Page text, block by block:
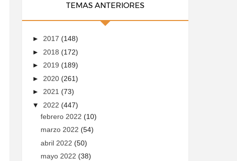
TEMAS ANTERIORES
► 2017 (148)
► 2018 (172)
► 2019 (189)
► 2020 (261)
► 2021 (73)
▼ 2022 (447)
febrero 2022 (10)
marzo 2022 (54)
abril 2022 (50)
mayo 2022 (38)